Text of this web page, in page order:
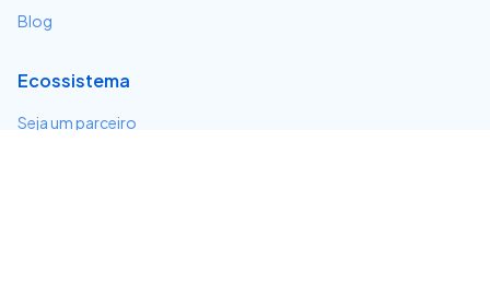
Blog
Ecossistema
Seja um parceiro